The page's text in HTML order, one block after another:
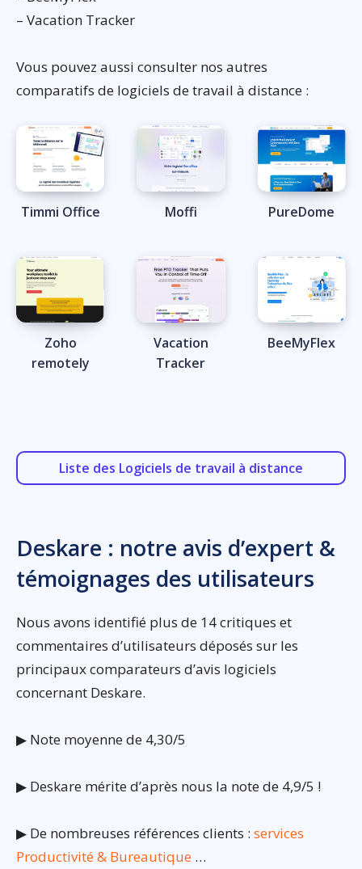
– Vacation Tracker
Vous pouvez aussi consulter nos autres
comparatifs de logiciels de travail à distance :
Timmi Office Moffi PureDome
Zoho
remotely
Vacation
Tracker
BeeMyFlex
Liste des Logiciels de travail à distance
Deskare : notre avis d’expert &
témoignages des utilisateurs
Nous avons identifié plus de 14 critiques et
commentaires d’utilisateurs déposés sur les
principaux comparateurs d’avis logiciels
concernant Deskare.
▶ Note moyenne de 4,30/5
▶ Deskare mérite d’après nous la note de 4,9/5 !
▶ De nombreuses références clients : services
Productivité & Bureautique …